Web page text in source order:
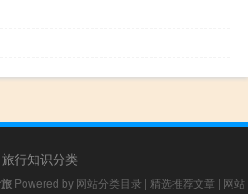
旅行知识分类
Powered by 网站分类目录 | 精选推荐文章 | 网站